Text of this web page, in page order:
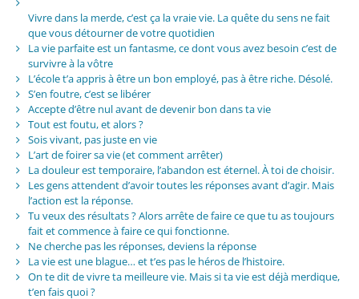
Vivre dans la merde, c’est ça la vraie vie. La quête du sens ne fait
que vous détourner de votre quotidien
La vie parfaite est un fantasme, ce dont vous avez besoin c’est de
survivre à la vôtre
L’école t’a appris à être un bon employé, pas à être riche. Désolé.
S’en foutre, c’est se libérer
Accepte d’être nul avant de devenir bon dans ta vie
Tout est foutu, et alors ?
Sois vivant, pas juste en vie
L’art de foirer sa vie (et comment arrêter)
La douleur est temporaire, l’abandon est éternel. À toi de choisir.
Les gens attendent d’avoir toutes les réponses avant d’agir. Mais
l’action est la réponse.
Tu veux des résultats ? Alors arrête de faire ce que tu as toujours
fait et commence à faire ce qui fonctionne.
Ne cherche pas les réponses, deviens la réponse
La vie est une blague… et t’es pas le héros de l’histoire.
On te dit de vivre ta meilleure vie. Mais si ta vie est déjà merdique,
t’en fais quoi ?